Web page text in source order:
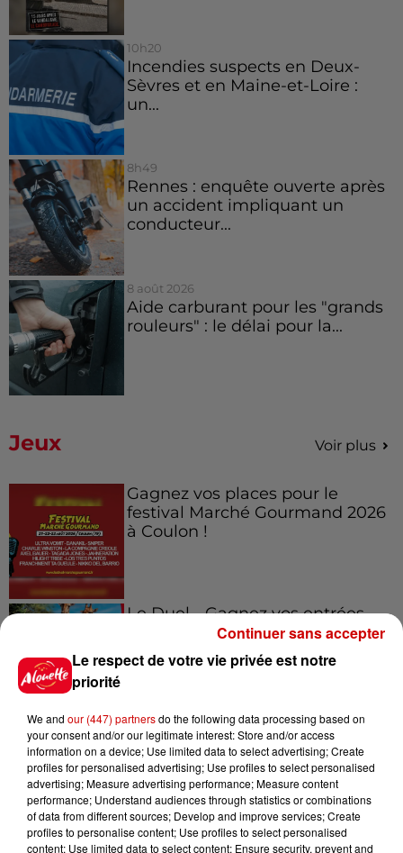
10h20
Incendies suspects en Deux-
Sèvres et en Maine-et-Loire :
un...
8h49
Rennes : enquête ouverte après
un accident impliquant un
conducteur...
8 août 2026
Aide carburant pour les "grands
rouleurs" : le délai pour la...
Jeux Voir plus
Gagnez vos places pour le
festival Marché Gourmand 2026
à Coulon !
Le Duel - Gagnez vos entrées
pour l'un des zoos de nos
régions !
Destination Vacances - Gagnez
votre séjour en famille au cœur
de la...
Le respect de votre vie privée est notre
priorité
We and our (447) partnersdo the following data processing based on
your consent and/or our legitimate interest: Store and/or access
information on a device; Use limited data to select advertising; Create
profiles for personalised advertising; Use profiles to select personalised
advertising; Measure advertising performance; Measure content
performance; Understand audiences through statistics or combinations
of data from different sources; Develop and improve services; Create
profiles to personalise content; Use profiles to select personalised
content; Use limited data to select content; Ensure security, prevent and
Continuer sans accepter